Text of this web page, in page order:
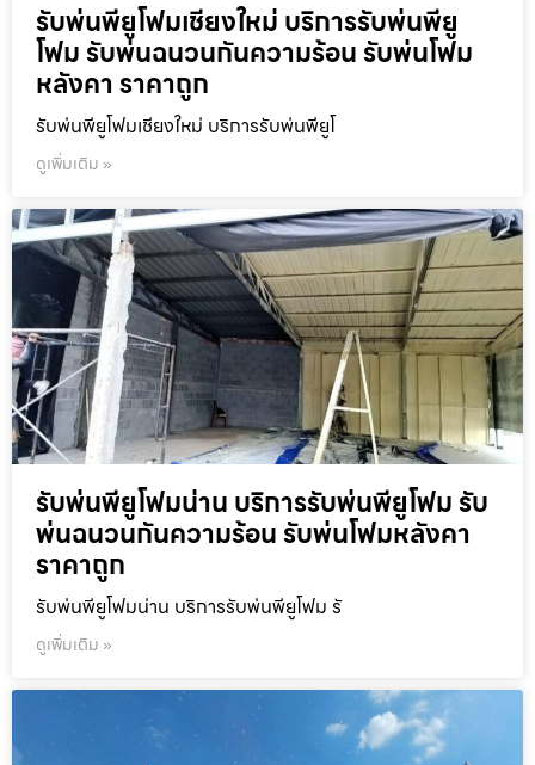
รับพ่นพียูโฟมเชียงใหม่ บริการรับพ่นพียู
โฟม รับพ่นฉนวนกันความร้อน รับพ่นโฟม
หลังคา ราคาถูก
รับพ่นพียูโฟมเชียงใหม่ บริการรับพ่นพียูโ
ดูเพิ่มเติม »
รับพ่นพียูโฟมน่าน บริการรับพ่นพียูโฟม รับ
พ่นฉนวนกันความร้อน รับพ่นโฟมหลังคา
ราคาถูก
รับพ่นพียูโฟมน่าน บริการรับพ่นพียูโฟม รั
ดูเพิ่มเติม »